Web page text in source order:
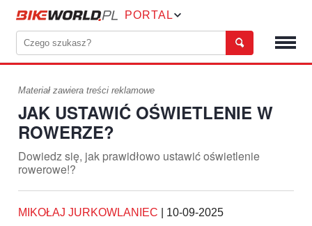
PORTAL
Materiał zawiera treści reklamowe
JAK USTAWIĆ OŚWIETLENIE W
ROWERZE?
Dowiedz się, jak prawidłowo ustawić oświetlenie
rowerowe!?
MIKOŁAJ JURKOWLANIEC | 10-09-2025